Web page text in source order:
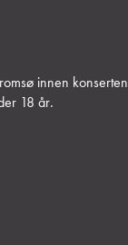
innen konserten
18 år.